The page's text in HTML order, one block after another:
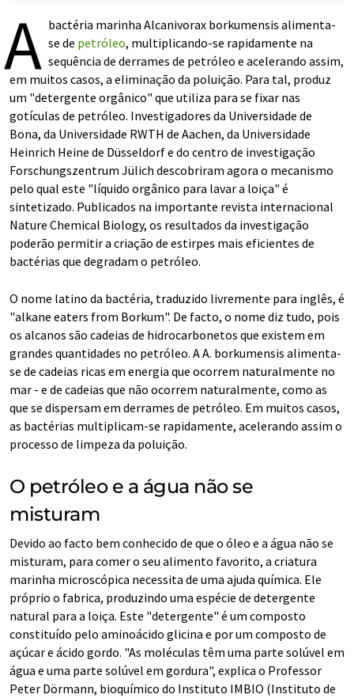
A bactéria marinha Alcanivorax borkumensis alimenta-
se de petróleo, multiplicando-se rapidamente na
sequência de derrames de petróleo e acelerando assim,
em muitos casos, a eliminação da poluição. Para tal, produz
um "detergente orgânico" que utiliza para se fixar nas
gotículas de petróleo. Investigadores da Universidade de
Bona, da Universidade RWTH de Aachen, da Universidade
Heinrich Heine de Düsseldorf e do centro de investigação
Forschungszentrum Jülich descobriram agora o mecanismo
pelo qual este "líquido orgânico para lavar a loiça" é
sintetizado. Publicados na importante revista internacional
Nature Chemical Biology, os resultados da investigação
poderão permitir a criação de estirpes mais eficientes de
bactérias que degradam o petróleo.
O nome latino da bactéria, traduzido livremente para inglês, é
"alkane eaters from Borkum". De facto, o nome diz tudo, pois
os alcanos são cadeias de hidrocarbonetos que existem em
grandes quantidades no petróleo. A A. borkumensis alimenta-
se de cadeias ricas em energia que ocorrem naturalmente no
mar - e de cadeias que não ocorrem naturalmente, como as
que se dispersam em derrames de petróleo. Em muitos casos,
as bactérias multiplicam-se rapidamente, acelerando assim o
processo de limpeza da poluição.
O petróleo e a água não se
misturam
Devido ao facto bem conhecido de que o óleo e a água não se
misturam, para comer o seu alimento favorito, a criatura
marinha microscópica necessita de uma ajuda química. Ele
próprio o fabrica, produzindo uma espécie de detergente
natural para a loiça. Este "detergente" é um composto
constituído pelo aminoácido glicina e por um composto de
açúcar e ácido gordo. "As moléculas têm uma parte solúvel em
água e uma parte solúvel em gordura", explica o Professor
Peter Dörmann, bioquímico do Instituto IMBIO (Instituto de